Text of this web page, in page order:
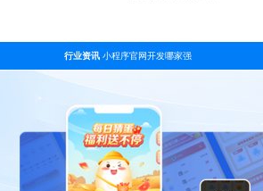
行业资讯 小程序官网开发哪家强